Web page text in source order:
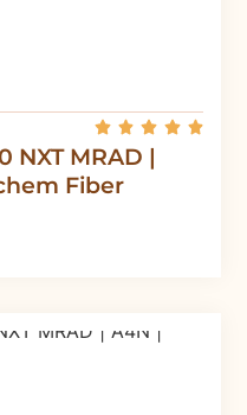
NXT MRAD |
Fiber